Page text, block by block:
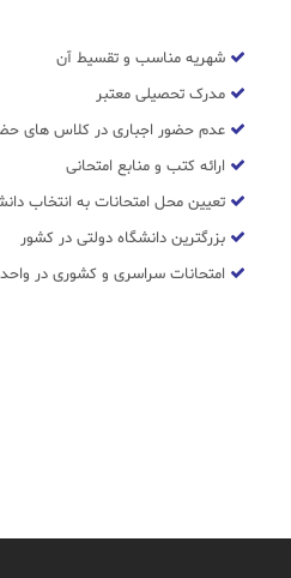
شهریه مناسب و تقسیط آن
مدرک تحصیلی معتبر
عدم حضور اجباری در کلاس های
ارائه کتب و منابع امتحانی
تعیین محل امتحانات به انتخاب
بزرگترین دانشگاه دولتی در کشور
امتحانات سراسری و کشوری در